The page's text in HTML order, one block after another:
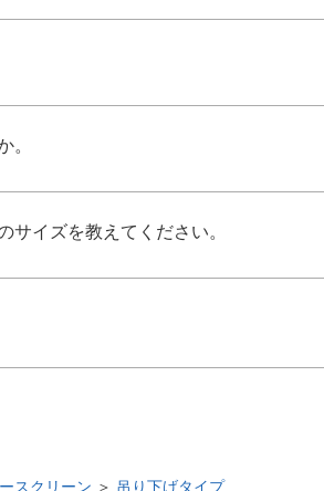
。
サイズを教えてください。
スクリーン ＞ 吊り下げタイプ